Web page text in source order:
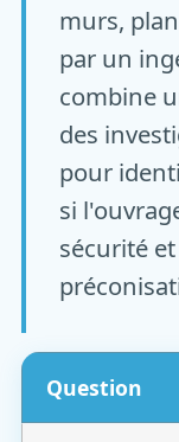
murs,
par un
combine
des
pour
si
sécurité
Question